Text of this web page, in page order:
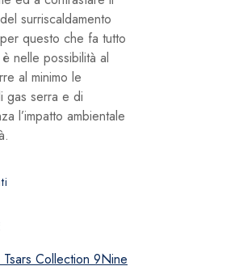
surriscaldamento
questo che fa tutto
nelle possibilità al
al minimo le
gas serra e di
l’impatto ambientale